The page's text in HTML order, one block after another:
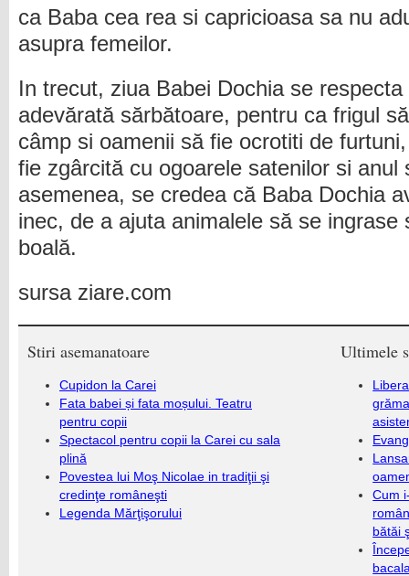
ca Baba cea rea si capricioasa sa nu
asupra femeilor.
In trecut, ziua Babei Dochia se
adevărată sărbătoare, pentru ca frigul
câmp si oamenii să fie ocrotiti de
fie zgârcită cu ogoarele satenilor si anul
asemenea, se credea că Baba Dochia
inec, de a ajuta animalele să se ingrase
boală.
sursa ziare.com
Stiri asemanatoare
Cupidon la Carei
Fata babei și fata moșului. Teatru
pentru copii
Spectacol pentru copii la Carei cu sala
plină
Povestea lui Moş Nicolae in tradiţii şi
credinţe româneşti
Legenda Mărţişorului
Ultimele
Cum
bătăi